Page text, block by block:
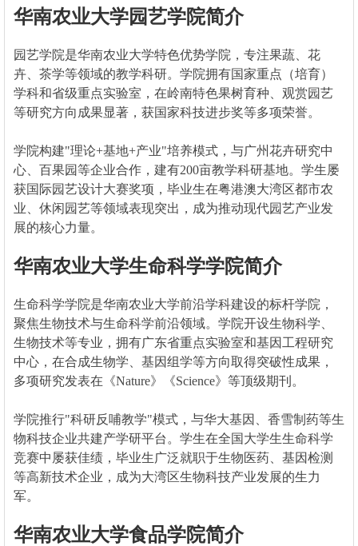
华南农业大学园艺学院简介
园艺学院是华南农业大学特色优势学院，专注果蔬、花
卉、茶学等领域的教学科研。学院拥有国家重点（培育）
学科和省级重点实验室，在岭南特色果树育种、观赏园艺
等研究方向成果显著，获国家科技进步奖等多项荣誉。
学院构建"理论+基地+产业"培养模式，与广州花卉研究中
心、百果园等企业合作，建有200亩教学科研基地。学生屡
获国际园艺设计大赛奖项，毕业生在粤港澳大湾区都市农
业、休闲园艺等领域表现突出，成为推动现代园艺产业发
展的核心力量。
华南农业大学生命科学学院简介
生命科学学院是华南农业大学前沿学科建设的标杆学院，
聚焦生物技术与生命科学前沿领域。学院开设生物科学、
生物技术等专业，拥有广东省重点实验室和基因工程研究
中心，在合成生物学、基因组学等方向取得突破性成果，
多项研究发表在《Nature》《Science》等顶级期刊。
学院推行"科研反哺教学"模式，与华大基因、香雪制药等生
物科技企业共建产学研平台。学生在全国大学生生命科学
竞赛中屡获佳绩，毕业生广泛就职于生物医药、基因检测
等高新技术企业，成为大湾区生物科技产业发展的生力
军。
华南农业大学食品学院简介